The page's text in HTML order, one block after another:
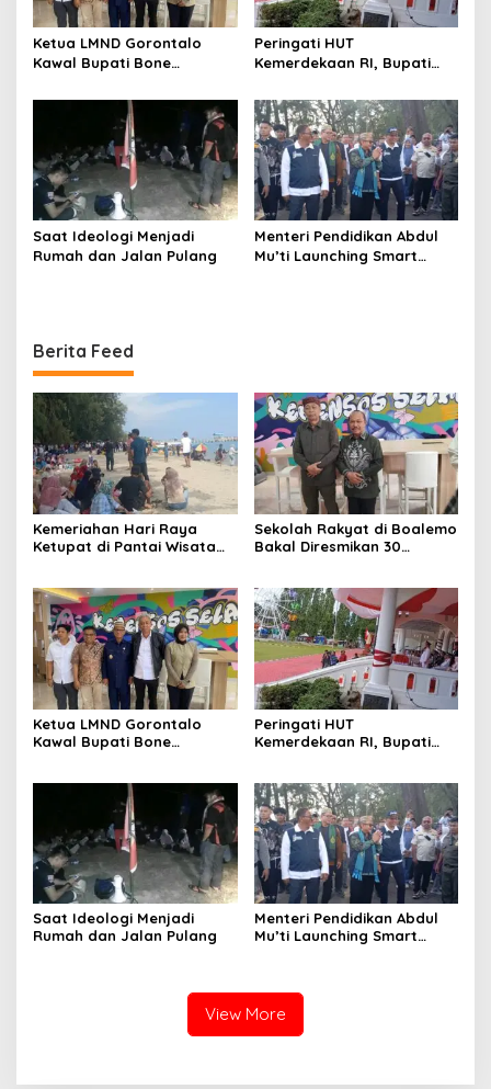
Ketua LMND Gorontalo
Kawal Bupati Bone
Dorong Sekolah Rakyat
Putus Rantai Kemiskinan
Peringati HUT
Kemerdekaan RI, Bupati
Bersatu Menuju Adil
Makmur
Saat Ideologi Menjadi
Rumah dan Jalan Pulang
Menteri Pendidikan Abdul
Mu’ti Launching Smart
Berita Feed
Kemeriahan Hari Raya
Ketupat di Pantai Wisata
Sekolah Rakyat di Boalemo
Bakal Diresmikan 30
Ketua LMND Gorontalo
Kawal Bupati Bone
Putus Rantai Kemiskinan
Peringati HUT
Kemerdekaan RI, Bupati
Makmur
Saat Ideologi Menjadi
Rumah dan Jalan Pulang
Menteri Pendidikan Abdul
Mu’ti Launching Smart
View More